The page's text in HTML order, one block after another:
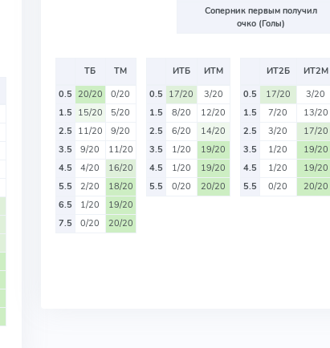
Соперник первым получил
очко (Голы)
ТБ
ТМ
0.5 20/20
0/20
1.5 15/20
5/20
2.5 11/20
9/20
3.5
9/20
11/20
4.5
4/20
16/20
5.5
2/20
18/20
6.5
1/20
19/20
7.5
0/20 20/20
ИТБ
ИТМ
0.5 17/20
3/20
1.5
8/20
12/20
2.5
6/20
14/20
3.5
1/20
19/20
4.5
1/20
19/20
5.5
0/20 20/20
ИТ2Б
ИТ2М
0.5
17/20
3/20
1.5
7/20
13/20
2.5
3/20
17/20
3.5
1/20
19/20
4.5
1/20
19/20
5.5
0/20 20/20